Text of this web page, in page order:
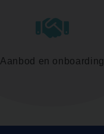
Aanbod en onboarding